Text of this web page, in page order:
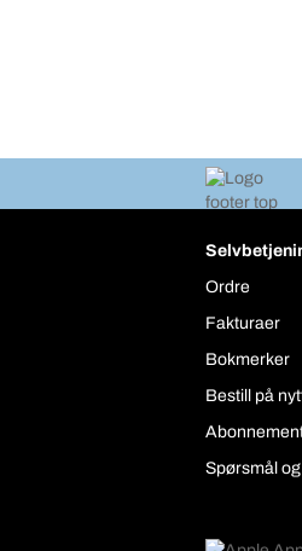
Ordre
Fakturaer
Bokmerker
Bestill på
Spørsmål